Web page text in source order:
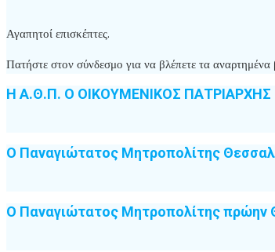
Αγαπητοί επισκέπτες.
Πατήστε στον σύνδεσμο για να βλέπετε τα
Η Α.Θ.Π. Ο ΟΙΚΟΥΜΕΝΙΚΟΣ
Ο Παναγιώτατος Μητροπολίτης
Ο Παναγιώτατος Μητροπολίτης πρώην